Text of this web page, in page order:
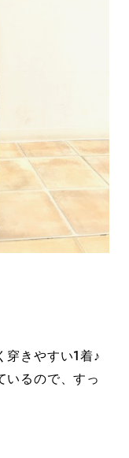
穿きやすい1着♪
いるので、すっ